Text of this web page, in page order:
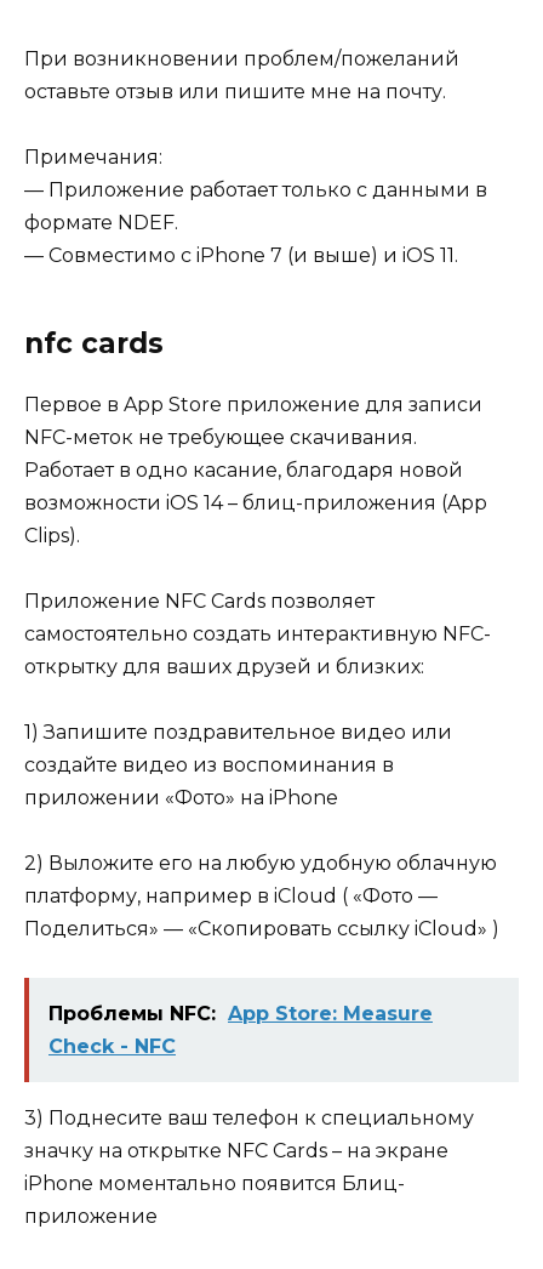
При возникновении проблем/пожеланий
оставьте отзыв или пишите мне на почту.
Примечания:
— Приложение работает только с данными в
формате NDEF.
— Совместимо с iPhone 7 (и выше) и iOS 11.
‎nfc cards
Первое в App Store приложение для записи
NFC-меток не требующее скачивания.
Работает в одно касание, благодаря новой
возможности iOS 14 – блиц-приложения (App
Clips).
Приложение NFC Cards позволяет
самостоятельно создать интерактивную NFC-
открытку для ваших друзей и близких:
1) Запишите поздравительное видео или
создайте видео из воспоминания в
приложении «Фото» на iPhone
2) Выложите его на любую удобную облачную
платформу, например в iCloud ( «Фото —
Поделиться» — «Скопировать ссылку iCloud» )
Проблемы NFC: ‎App Store: Measure
Check - NFC
3) Поднесите ваш телефон к специальному
значку на открытке NFC Cards – на экране
iPhone моментально появится Блиц-
приложение